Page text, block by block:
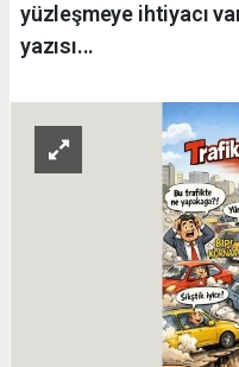
yüzleşmeye ihtiyacı
yazısı...